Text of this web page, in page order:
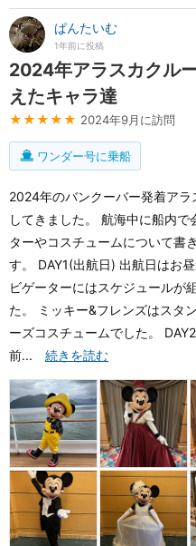
ぱんたいむ
1年前に投稿
2024年アラスカクル
えたキャラ達
★★★★★ 2024年9月に訪問
ワンダー号に乗船
2024年のバンクーバー発着アラ
してきました。 航海中に船内で
ターやコスチュームについて書
す。 DAY1(出航日) 出航日はお
ビゲーターにはスケジュールが
た。 ミッキー&フレンズはスタ
ーズコスチュームでした。
前... 続きを読む